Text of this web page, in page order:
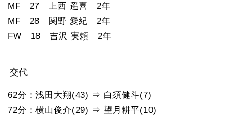
MF 27 上西 遥喜 2年
MF 28 関野 愛紀 2年
FW 18 吉沢 実頼 2年
交代
62分：浅田大翔(43) ⇒ 白須健斗(7)
72分：横山俊介(29) ⇒ 望月耕平(10)